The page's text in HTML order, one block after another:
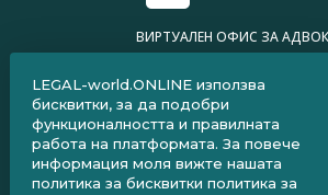
ВИРТУАЛЕН ОФИС ЗА
ПОЛИТИКА ЗА
ЧЗВ ЗА КЛИЕНТИ
ЧЗВ ЗА АДВОКАТИ
LEGAL-world.ONLINE използва
бисквитки, за да подобри
функционалността и правилната
работа на платформата. За повече
информация моля вижте нашата
политика за бисквитки политика за